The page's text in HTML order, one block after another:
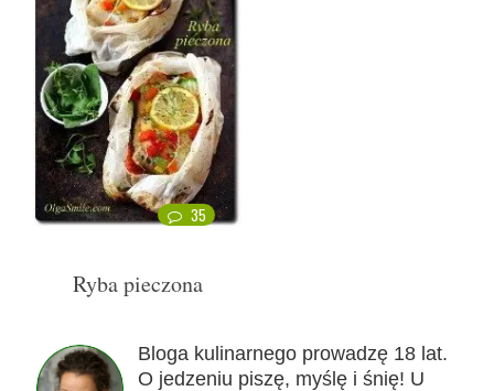
35
Ryba pieczona
Bloga kulinarnego prowadzę 18 lat.
O jedzeniu piszę, myślę i śnię! U